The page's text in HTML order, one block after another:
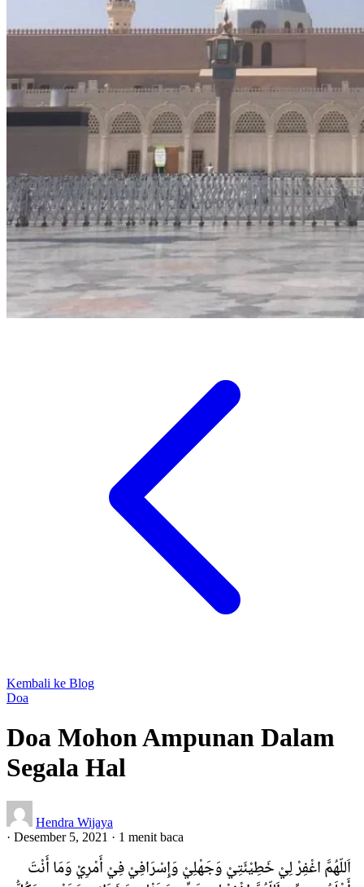
Kembali ke Blog
Doa
Doa Mohon Ampunan Dalam
Segala Hal
Hendra Wijaya
· Desember 5, 2021 · 1 menit baca
اَللّهُمَّ اغْفِرْ لِيْ خَطِيْئَتِيْ وَجَهْلِيْ وَإِسْرَافِيْ فِيْ أَمْرِيْ وَمَا أَنْتَ